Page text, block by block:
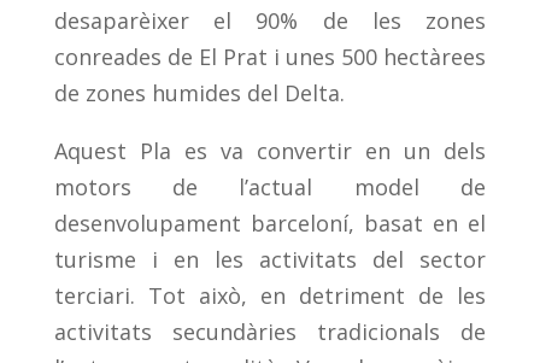
desaparèixer el 90% de les zones
conreades de El Prat i unes 500 hectàrees
de zones humides del Delta.
Aquest Pla es va convertir en un dels
motors de l’actual model de
desenvolupament barceloní, basat en el
turisme i en les activitats del sector
terciari. Tot això, en detriment de les
activitats secundàries tradicionals de